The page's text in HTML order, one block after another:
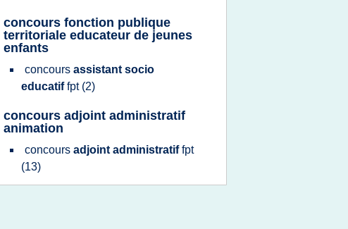
concours fonction publique
territoriale educateur de jeunes
enfants
concours assistant socio
educatiffpt (2)
concours adjoint administratif
animation
concours adjoint administratiffpt
(13)